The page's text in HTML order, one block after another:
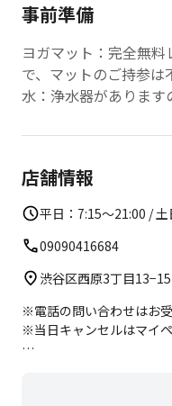
ている時間にも集中力
を集中する練習をする。
◆ご予約制限について
Fitfits上では「女性の
女性専用のサロンでは
いたクラスには
当サロンの男性会員様
す。
※こちらのクラスは前
事前準備
ヨガマット：完全無
で、マットのご持参は
水：浄水器があります
レンタルウェア: 上下
店舗情報
平日：7:15～21:00 /
09090416684
渋谷区西原3丁目
※電話の問い合わせはお受
※当日キャンセルはマイ